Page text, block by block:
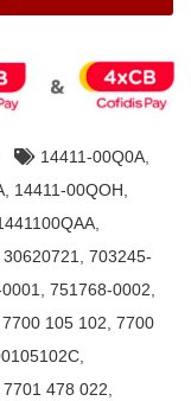
14411-00Q0A,
, 14411-00QOH,
,
30620721, 703245-
, 751768-0002,
7700 105 102, 7700
,
7701 478 022,